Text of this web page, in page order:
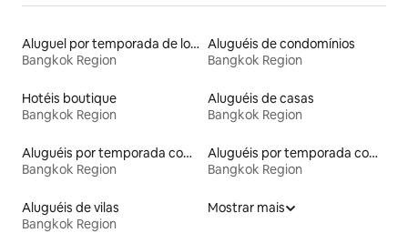
Aluguel por temporada de lofts
Bangkok Region
Aluguéis de condomínios
Bangkok Region
Hotéis boutique
Bangkok Region
Aluguéis de casas
Bangkok Region
Aluguéis por temporada com acesso ao lago
Bangkok Region
Aluguéis por temporada com banheiro para PCD
Bangkok Region
Aluguéis de vilas
Bangkok Region
Mostrar mais